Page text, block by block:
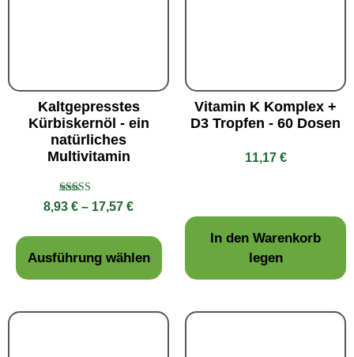
Kaltgepresstes
Kürbiskernöl - ein
natürliches
Multivitamin
Bewertet mit
5.00
8,93 € – 17,57 €
Ausführung wählen
Vitamin K Komplex +
D3 Tropfen - 60 Dosen
11,17 €
In den Warenkorb
legen